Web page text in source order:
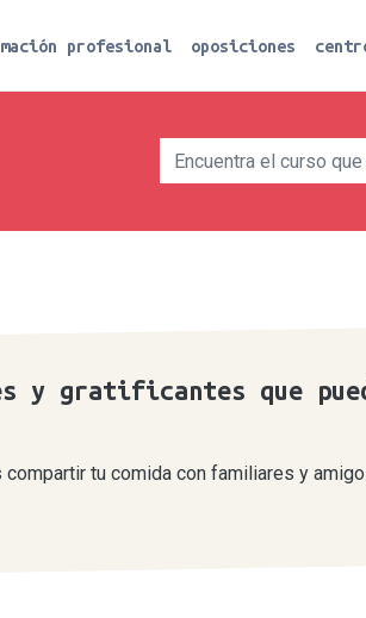
profesional oposiciones
y gratificantes que
tu comida con familiares y